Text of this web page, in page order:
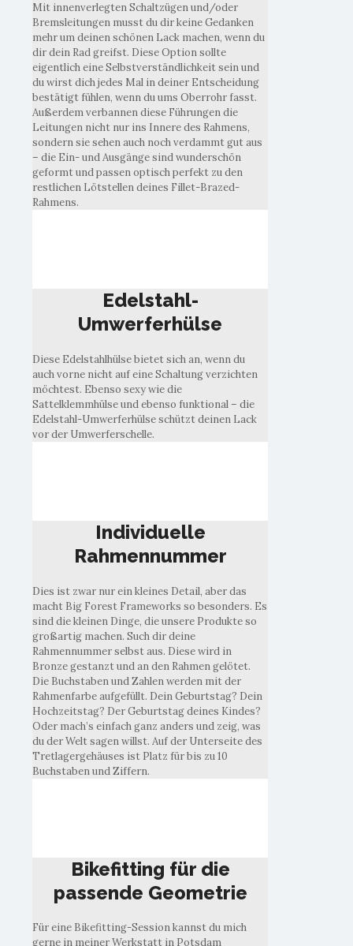
Mit innenverlegten Schaltzügen und/oder
Bremsleitungen musst du dir keine Gedanken
mehr um deinen schönen Lack machen, wenn du
dir dein Rad greifst. Diese Option sollte
eigentlich eine Selbstverständlichkeit sein und
du wirst dich jedes Mal in deiner Entscheidung
bestätigt fühlen, wenn du ums Oberrohr fasst.
Außerdem verbannen diese Führungen die
Leitungen nicht nur ins Innere des Rahmens,
sondern sie sehen auch noch verdammt gut aus
– die Ein- und Ausgänge sind wunderschön
geformt und passen optisch perfekt zu den
restlichen Lötstellen deines Fillet-Brazed-
Rahmens.
Edelstahl-
Umwerferhülse
Diese Edelstahlhülse bietet sich an, wenn du
auch vorne nicht auf eine Schaltung verzichten
möchtest. Ebenso sexy wie die
Sattelklemmhülse und ebenso funktional – die
Edelstahl-Umwerferhülse schützt deinen Lack
vor der Umwerferschelle.
Individuelle
Rahmennummer
Dies ist zwar nur ein kleines Detail, aber das
macht Big Forest Frameworks so besonders. Es
sind die kleinen Dinge, die unsere Produkte so
großartig machen. Such dir deine
Rahmennummer selbst aus. Diese wird in
Bronze gestanzt und an den Rahmen gelötet.
Die Buchstaben und Zahlen werden mit der
Rahmenfarbe aufgefüllt. Dein Geburtstag? Dein
Hochzeitstag? Der Geburtstag deines Kindes?
Oder mach’s einfach ganz anders und zeig, was
du der Welt sagen willst. Auf der Unterseite des
Tretlagergehäuses ist Platz für bis zu 10
Buchstaben und Ziffern.
Bikefitting für die
passende Geometrie
Für eine Bikefitting-Session kannst du mich
gerne in meiner Werkstatt in Potsdam